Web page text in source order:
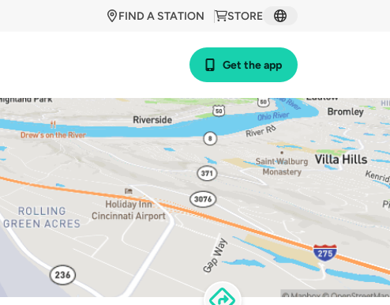
STORE
FIND A STATION
Get the app